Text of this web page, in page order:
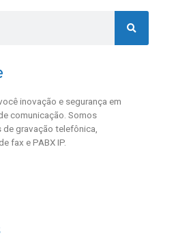
inovação e segurança em
comunicação. Somos
gravação telefônica,
fax e PABX IP.